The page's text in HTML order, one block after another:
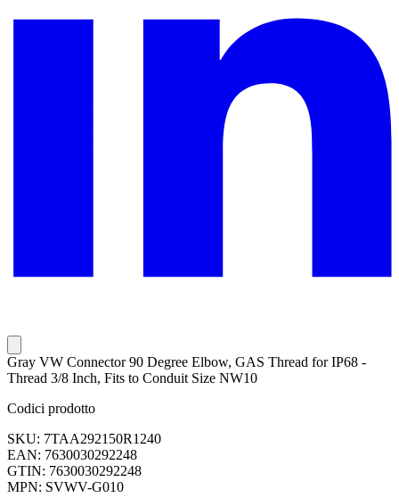
Gray VW Connector 90 Degree Elbow, GAS Thread for IP68 -
Thread 3/8 Inch, Fits to Conduit Size NW10
Codici prodotto
SKU: 7TAA292150R1240
EAN: 7630030292248
GTIN: 7630030292248
MPN: SVWV-G010